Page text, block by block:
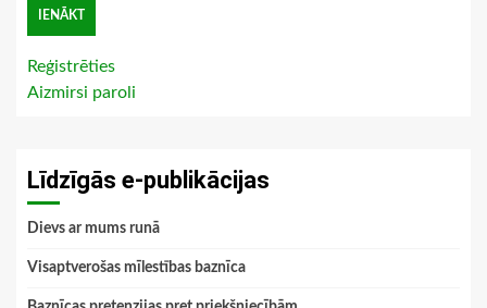
Reģistrēties
Aizmirsi paroli
Līdzīgās e-publikācijas
Dievs ar mums runā
Visaptverošas mīlestības baznīca